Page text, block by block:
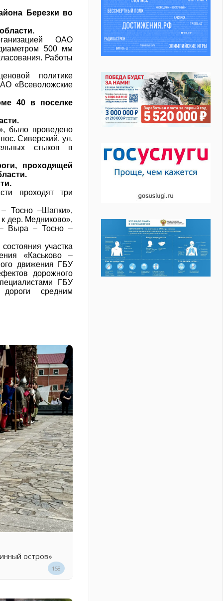
Березки во
ОАО
500 мм
Работы
политике
«Всеволожские
40 в поселке
было проведено
Сиверский, ул.
стыков в
проходящей
проходят три
Тосно –Шапки»,
дер. Медниково»,
– Выра – Тосно –
участка
«Каськово –
движения ГБУ
дорожного
ГБУ
средним
остров»
158